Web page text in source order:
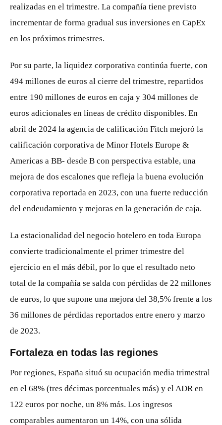
realizadas en el trimestre. La compañía tiene previsto
incrementar de forma gradual sus inversiones en CapEx
en los próximos trimestres.
Por su parte, la liquidez corporativa continúa fuerte, con
494 millones de euros al cierre del trimestre, repartidos
entre 190 millones de euros en caja y 304 millones de
euros adicionales en líneas de crédito disponibles. En
abril de 2024 la agencia de calificación Fitch mejoró la
calificación corporativa de Minor Hotels Europe &
Americas a BB- desde B con perspectiva estable, una
mejora de dos escalones que refleja la buena evolución
corporativa reportada en 2023, con una fuerte reducción
del endeudamiento y mejoras en la generación de caja.
La estacionalidad del negocio hotelero en toda Europa
convierte tradicionalmente el primer trimestre del
ejercicio en el más débil, por lo que el resultado neto
total de la compañía se salda con pérdidas de 22 millones
de euros, lo que supone una mejora del 38,5% frente a los
36 millones de pérdidas reportados entre enero y marzo
de 2023.
Fortaleza en todas las regiones
Por regiones, España situó su ocupación media trimestral
en el 68% (tres décimas porcentuales más) y el ADR en
122 euros por noche, un 8% más. Los ingresos
comparables aumentaron un 14%, con una sólida